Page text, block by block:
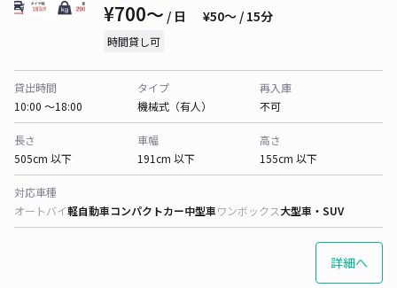
¥700〜 / 日 ¥50〜 / 15分
時間貸し可
貸出時間
10:00 〜18:00
タイプ
機械式（有人）
再入庫
不可
長さ
505cm 以下
車幅
191cm 以下
高さ
155cm 以下
対応車種
オートバイ軽自動車コンパクトカー中型車ワンボックス大型車・SUV
詳細へ